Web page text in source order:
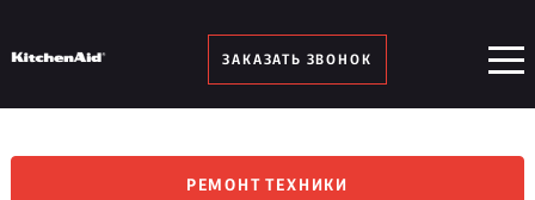
ЗАКАЗАТЬ ЗВОНОК
РЕМОНТ ТЕХНИКИ